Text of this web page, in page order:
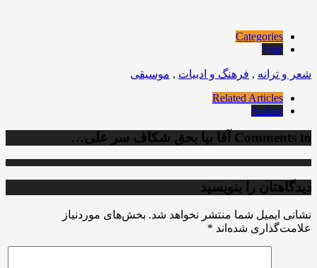
Categories
Tags
شعر و ترانه , فرهنگ و ادبیات , موسیقی
Related Articles
Author
Comments to آقا بیا بحق شکاف سر علی…
دیدگاهتان را بنویسید
نشانی ایمیل شما منتشر نخواهد شد. بخش‌های موردنیاز
علامت‌گذاری شده‌اند *